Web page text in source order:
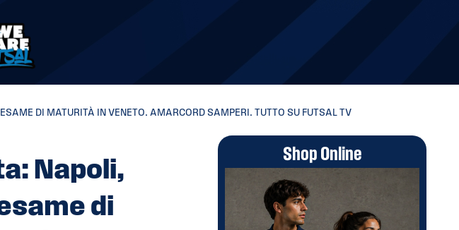
DI MATURITÀ IN VENETO. AMARCORD SAMPERI. TUTTO SU FUTSAL TV
Napoli,
di
Shop Online